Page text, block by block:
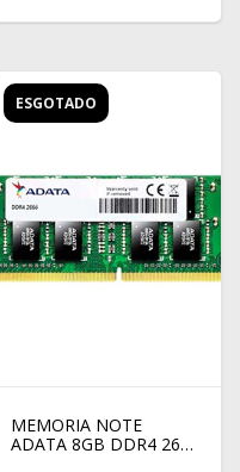
ESGOTADO
MEMORIA NOTE
ADATA 8GB DDR4 2666